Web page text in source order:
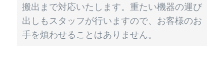
搬出まで対応いたします。重たい機器の運び
出しもスタッフが行いますので、お客様のお
手を煩わせることはありません。